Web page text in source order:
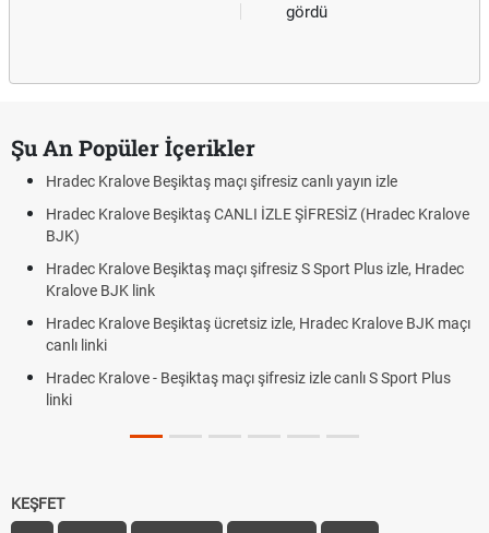
gördü
Şu An Popüler İçerikler
Hradec Kralove Beşiktaş maçı şifresiz canlı yayın izle
Hradec Kralove Beşiktaş CANLI İZLE ŞİFRESİZ (Hradec Kralove
BJK)
Hradec Kralove Beşiktaş maçı şifresiz S Sport Plus izle, Hradec
Kralove BJK link
Hradec Kralove Beşiktaş ücretsiz izle, Hradec Kralove BJK maçı
canlı linki
Hradec Kralove - Beşiktaş maçı şifresiz izle canlı S Sport Plus
linki
KEŞFET